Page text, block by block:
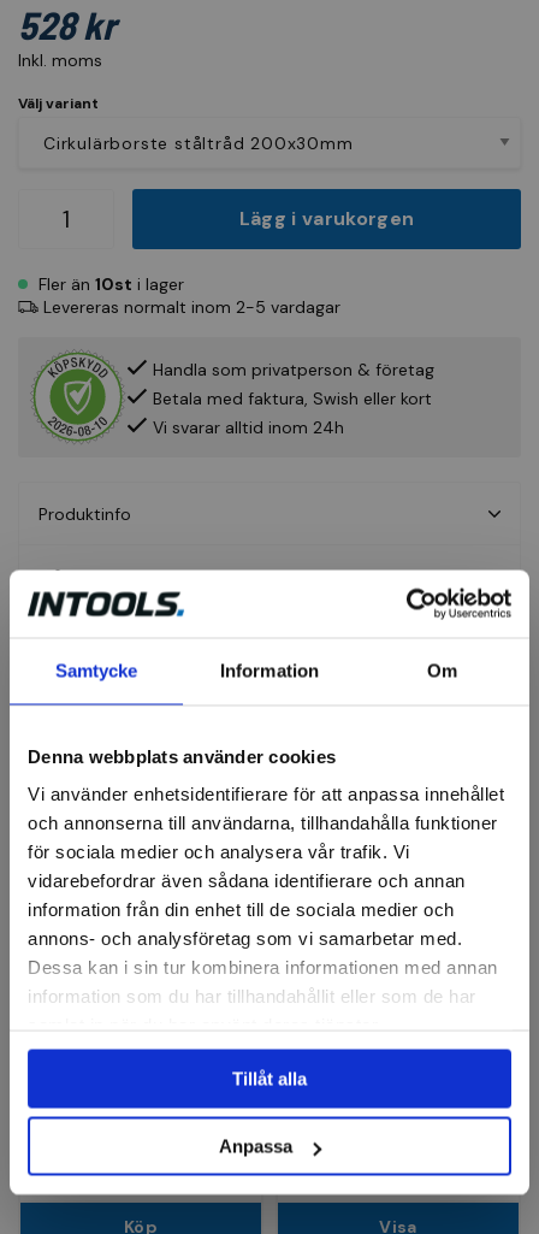
Samtycke Information Om
Denna webbplats använder cookies
Vi använder enhetsidentifierare för att anpassa innehållet
och annonserna till användarna, tillhandahålla funktioner
för sociala medier och analysera vår trafik. Vi
vidarebefordrar även sådana identifierare och annan
information från din enhet till de sociala medier och
annons- och analysföretag som vi samarbetar med.
Dessa kan i sin tur kombinera informationen med annan
information som du har tillhandahållit eller som de har
Tillåt alla
Anpassa
Inkl. moms
528 kr
Välj variant
Lägg i varukorgen
Fler än 10st i lager
Levereras normalt inom 2-5 vardagar
Handla som privatperson & företag
Betala med faktura, Swish eller kort
Vi svarar alltid inom 24h
Produktinfo
Fråga om produkt
Cirkulärborstar
75mm tvinnad
Finns i lager
Köp
LESSMANN
vågig
Finns i fler varianter
78 kr
Finns i lager
Visa